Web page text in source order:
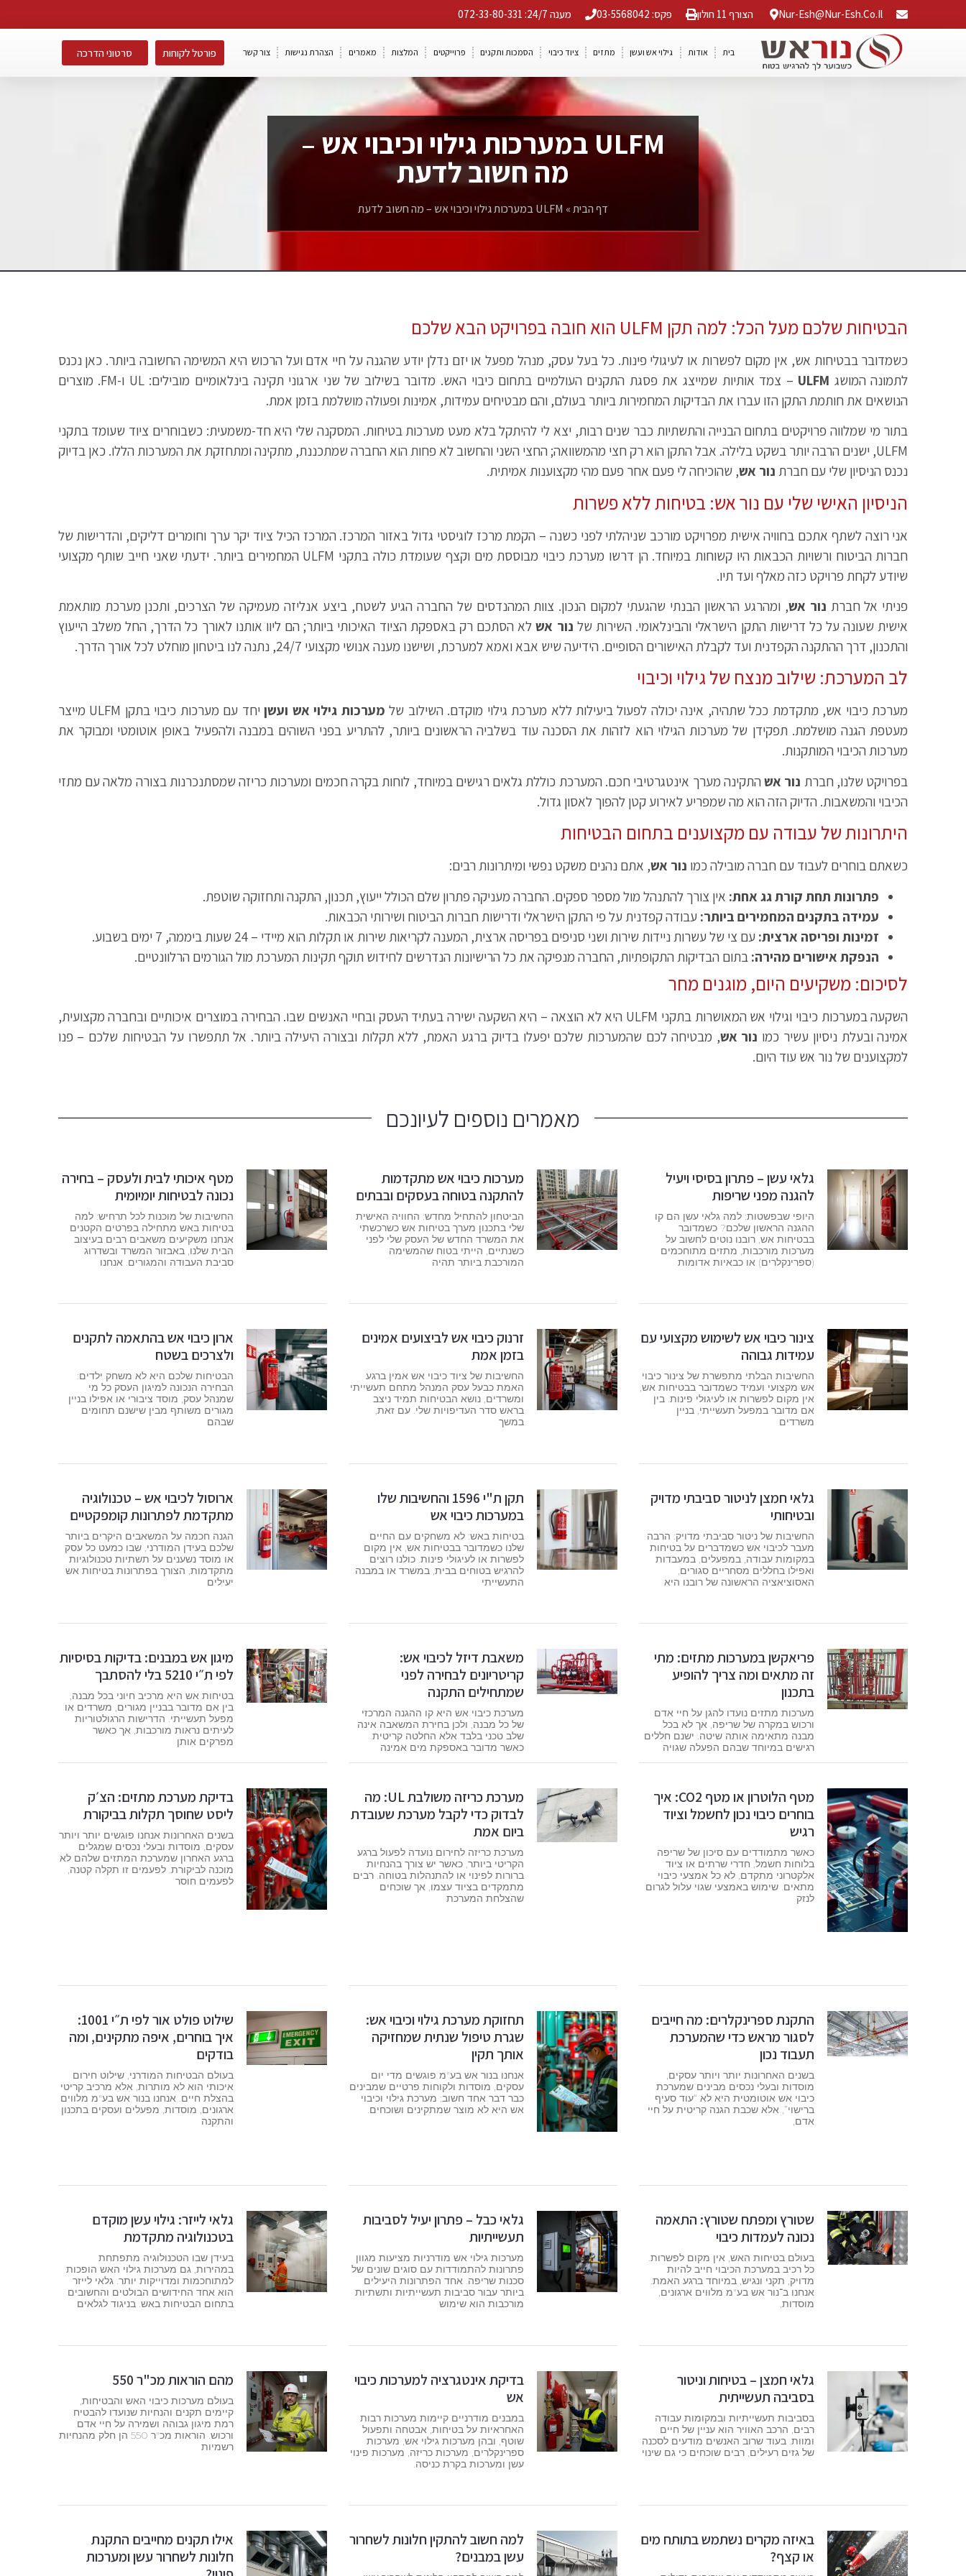
Nur-Esh@nur-Esh.co.il הצורף 11 חולון פקס: 03-5568042 מענה 24/7: 072-33-80-331
בית אודות גילוי אש ועשן מתזים ציוד כיבוי הסמכות ותקנים פרוייקטים המלצות מאמרים הצהרת נגישות צור קשר פורטל לקוחות סרטוני הדרכה
ULFM במערכות גילוי וכיבוי אש –
מה חשוב לדעת
דף הבית» ULFM במערכות גילוי וכיבוי אש – מה חשוב לדעת
הבטיחות שלכם מעל הכל: למה תקן ULFM הוא חובה בפרויקט הבא שלכם
כשמדובר בבטיחות אש, אין מקום לפשרות או לעיגולי פינות. כל בעל עסק, מנהל מפעל או יזם נדלן יודע שהגנה על חיי אדם ועל הרכוש היא המשימה החשובה ביותר. כאן נכנס
לתמונה המושג ULFM
– צמד אותיות שמייצג את פסגת התקנים העולמיים בתחום כיבוי האש. מדובר בשילוב של שני ארגוני תקינה בינלאומיים מובילים: UL ו-FM. מוצרים
הנושאים את חותמת התקן הזו עברו את הבדיקות המחמירות ביותר בעולם, והם מבטיחים עמידות, אמינות ופעולה מושלמת בזמן אמת.
בתור מי שמלווה פרויקטים בתחום הבנייה והתשתיות כבר שנים רבות, יצא לי להיתקל בלא מעט מערכות בטיחות. המסקנה שלי היא חד-משמעית: כשבוחרים ציוד שעומד בתקני
ULFM, ישנים הרבה יותר בשקט בלילה. אבל התקן הוא רק חצי מהמשוואה; החצי השני והחשוב לא פחות הוא החברה שמתכננת, מתקינה ומתחזקת את המערכות הללו. כאן בדיוק
נכנס הניסיון שלי עם חברת נור אש, שהוכיחה לי פעם אחר פעם מהי מקצוענות אמיתית.
הניסיון האישי שלי עם נור אש: בטיחות ללא פשרות
אני רוצה לשתף אתכם בחוויה אישית מפרויקט מורכב שניהלתי לפני כשנה – הקמת מרכז לוגיסטי גדול באזור המרכז. המרכז הכיל ציוד יקר ערך וחומרים דליקים, והדרישות של
חברות הביטוח ורשויות הכבאות היו קשוחות במיוחד. הן דרשו מערכת כיבוי מבוססת מים וקצף שעומדת כולה בתקני ULFM המחמירים ביותר. ידעתי שאני חייב שותף מקצועי
שיודע לקחת פרויקט כזה מאלף ועד תיו.
פניתי אל חברת נור אש, ומהרגע הראשון הבנתי שהגעתי למקום הנכון. צוות המהנדסים של החברה הגיע לשטח, ביצע אנליזה מעמיקה של הצרכים, ותכנן מערכת מותאמת
אישית שעונה על כל דרישות התקן הישראלי והבינלאומי. השירות של נור אשלא הסתכם רק באספקת הציוד האיכותי ביותר; הם ליוו אותנו לאורך כל הדרך, החל משלב הייעוץ
והתכנון, דרך ההתקנה הקפדנית ועד לקבלת האישורים הסופיים. הידיעה שיש אבא ואמא למערכת, ושישנו מענה אנושי מקצועי 24/7, נתנה לנו ביטחון מוחלט לכל אורך הדרך.
לב המערכת: שילוב מנצח של גילוי וכיבוי
מערכת כיבוי אש, מתקדמת ככל שתהיה, אינה יכולה לפעול ביעילות ללא מערכת גילוי מוקדם. השילוב של מערכות גילוי אש ועשן
יחד עם מערכות כיבוי בתקן ULFM מייצר
מעטפת הגנה מושלמת. תפקידן של מערכות הגילוי הוא לזהות את הסכנה עוד בשלביה הראשונים ביותר, להתריע בפני השוהים במבנה ולהפעיל באופן אוטומטי ומבוקר את
מערכות הכיבוי המותקנות.
בפרויקט שלנו, חברת נור אשהתקינה מערך אינטגרטיבי חכם. המערכת כוללת גלאים רגישים במיוחד, לוחות בקרה חכמים ומערכות כריזה שמסתנכרנות בצורה מלאה עם מתזי
הכיבוי והמשאבות. הדיוק הזה הוא מה שמפריע לאירוע קטן להפוך לאסון גדול.
היתרונות של עבודה עם מקצוענים בתחום הבטיחות
כשאתם בוחרים לעבוד עם חברה מובילה כמו נור אש, אתם נהנים משקט נפשי ומיתרונות רבים:
פתרונות תחת קורת גג אחת: אין צורך להתנהל מול מספר ספקים. החברה מעניקה פתרון שלם הכולל ייעוץ, תכנון, התקנה ותחזוקה שוטפת.
עמידה בתקנים המחמירים ביותר: עבודה קפדנית על פי התקן הישראלי ודרישות חברות הביטוח ושירותי הכבאות.
זמינות ופריסה ארצית: עם צי של עשרות ניידות שירות ושני סניפים בפריסה ארצית, המענה לקריאות שירות או תקלות הוא מיידי – 24 שעות ביממה, 7 ימים בשבוע.
הנפקת אישורים מהירה: בתום הבדיקות התקופתיות, החברה מנפיקה את כל הרישיונות הנדרשים לחידוש תוקף תקינות המערכת מול הגורמים הרלוונטיים.
לסיכום: משקיעים היום, מוגנים מחר
השקעה במערכות כיבוי וגילוי אש המאושרות בתקני ULFM היא לא הוצאה – היא השקעה ישירה בעתיד העסק ובחיי האנשים שבו. הבחירה במוצרים איכותיים ובחברה מקצועית,
אמינה ובעלת ניסיון עשיר כמו נור אש, מבטיחה לכם שהמערכות שלכם יפעלו בדיוק ברגע האמת, ללא תקלות ובצורה היעילה ביותר. אל תתפשרו על הבטיחות שלכם – פנו
למקצוענים של נור אש עוד היום.
מאמרים נוספים לעיונכם
גלאי עשן – פתרון בסיסי ויעיל
להגנה מפני שריפות
היופי שבפשטות: למה גלאי עשן הם קו
ההגנה הראשון שלכם? כשמדובר
בבטיחות אש, רובנו נוטים לחשוב על
מערכות מורכבות, מתזים מתוחכמים
(ספרינקלרים) או כבאיות אדומות
מערכות כיבוי אש מתקדמות
להתקנה בטוחה בעסקים ובבתים
הביטחון להתחיל מחדש: החוויה האישית
שלי בתכנון מערך בטיחות אש כשרכשתי
את המשרד החדש של העסק שלי לפני
כשנתיים, הייתי בטוח שהמשימה
המורכבת ביותר תהיה
מטף איכותי לבית ולעסק – בחירה
נכונה לבטיחות יומיומית
החשיבות של מוכנות לכל תרחיש: למה
בטיחות באש מתחילה בפרטים הקטנים
אנחנו משקיעים משאבים רבים בעיצוב
הבית שלנו, באבזור המשרד ובשדרוג
סביבת העבודה והמגורים. אנחנו
צינור כיבוי אש לשימוש מקצועי עם
עמידות גבוהה
החשיבות הבלתי מתפשרת של צינור כיבוי
אש מקצועי ועמיד כשמדובר בבטיחות אש,
אין מקום לפשרות או לעיגולי פינות. בין
אם מדובר במפעל תעשייתי, בניין
משרדים
זרנוק כיבוי אש לביצועים אמינים
בזמן אמת
החשיבות של ציוד כיבוי אש אמין ברגע
האמת כבעל עסק המנהל מתחם תעשייתי
ומשרדים, נושא הבטיחות תמיד ניצב
בראש סדר העדיפויות שלי. עם זאת,
במשך
ארון כיבוי אש בהתאמה לתקנים
ולצרכים בשטח
הבטיחות שלכם היא לא משחק ילדים:
הבחירה הנכונה למיגון העסק כל מי
שמנהל עסק, מוסד ציבורי או אפילו בניין
מגורים משותף מבין שישנם תחומים
שבהם
גלאי חמצן לניטור סביבתי מדויק
ובטיחותי
החשיבות של ניטור סביבתי מדויק: הרבה
מעבר לכיבוי אש כשמדברים על בטיחות
במקומות עבודה, במפעלים, במעבדות
ואפילו בחללים מסחריים סגורים,
האסוציאציה הראשונה של רובנו היא
תקן ת"י 1596 והחשיבות שלו
במערכות כיבוי אש
בטיחות באש: לא משחקים עם החיים
שלנו כשמדובר בבטיחות אש, אין מקום
לפשרות או לעיגולי פינות. כולנו רוצים
להרגיש בטוחים בבית, במשרד או במבנה
התעשייתי
ארוסול לכיבוי אש – טכנולוגיה
מתקדמת לפתרונות קומפקטיים
הגנה חכמה על המשאבים היקרים ביותר
שלכם בעידן המודרני, שבו כמעט כל עסק
או מוסד נשענים על תשתיות טכנולוגיות
מתקדמות, הצורך בפתרונות בטיחות אש
יעילים
פריאקשן במערכות מתזים: מתי
זה מתאים ומה צריך להופיע
בתכנון
מערכות מתזים נועדו להגן על חיי אדם
ורכוש במקרה של שריפה, אך לא בכל
מבנה מתאימה אותה שיטה. ישנם חללים
רגישים במיוחד שבהם הפעלה שגויה
משאבת דיזל לכיבוי אש:
קריטריונים לבחירה לפני
שמתחילים התקנה
מערכת כיבוי אש היא קו ההגנה המרכזי
של כל מבנה, ולכן בחירת המשאבה אינה
שלב טכני בלבד אלא החלטה קריטית.
כאשר מדובר באספקת מים אמינה
מיגון אש במבנים: בדיקות בסיסיות
לפי ת״י 5210 בלי להסתבך
בטיחות אש היא מרכיב חיוני בכל מבנה,
בין אם מדובר בבניין מגורים, משרדים או
מפעל תעשייתי. הדרישות הרגולטוריות
לעיתים נראות מורכבות, אך כאשר
מפרקים אותן
מטף הלוטרון או מטף CO2: איך
בוחרים כיבוי נכון לחשמל וציוד
רגיש
כאשר מתמודדים עם סיכון של שריפה
בלוחות חשמל, חדרי שרתים או ציוד
אלקטרוני מתקדם, לא כל אמצעי כיבוי
מתאים. שימוש באמצעי שגוי עלול לגרום
לנזק
מערכת כריזה משולבת UL: מה
לבדוק כדי לקבל מערכת שעובדת
ביום אמת
מערכת כריזה לחירום נועדה לפעול ברגע
הקריטי ביותר, כאשר יש צורך בהנחיות
ברורות לפינוי או להתנהלות בטוחה. רבים
מתמקדים בציוד עצמו, אך שוכחים
שהצלחת המערכת
בדיקת מערכת מתזים: הצ׳ק
ליסט שחוסך תקלות בביקורת
בשנים האחרונות אנחנו פוגשים יותר ויותר
עסקים, מוסדות ובעלי נכסים שמגלים
ברגע האחרון שמערכת המתזים שלהם לא
מוכנה לביקורת. לפעמים זו תקלה קטנה,
לפעמים חוסר
התקנת ספרינקלרים: מה חייבים
לסגור מראש כדי שהמערכת
תעבוד נכון
בשנים האחרונות יותר ויותר עסקים,
מוסדות ובעלי נכסים מבינים שמערכת
כיבוי אש אוטומטית היא לא “עוד סעיף
ברישוי”, אלא שכבת הגנה קריטית על חיי
אדם,
תחזוקת מערכת גילוי וכיבוי אש:
שגרת טיפול שנתית שמחזיקה
אותך תקין
אנחנו בנור אש בע"מ פוגשים מדי יום
עסקים, מוסדות ולקוחות פרטיים שמבינים
כבר דבר אחד חשוב: מערכת גילוי וכיבוי
אש היא לא מוצר שמתקינים ושוכחים.
שילוט פולט אור לפי ת״י 1001:
איך בוחרים, איפה מתקינים, ומה
בודקים
בעולם הבטיחות המודרני, שילוט חירום
איכותי הוא לא מותרות, אלא מרכיב קריטי
בהצלת חיים. אנחנו בנור אש בע"מ מלווים
ארגונים, מוסדות, מפעלים ועסקים בתכנון
והתקנה
שטורץ ומפתח שטורץ: התאמה
נכונה לעמדות כיבוי
בעולם בטיחות האש, אין מקום לפשרות.
כל רכיב במערכת הכיבוי חייב להיות
מדויק, תקני ונגיש, במיוחד ברגע האמת.
אנחנו ב־נור אש בע"מ מלווים ארגונים,
מוסדות,
גלאי כבל – פתרון יעיל לסביבות
תעשייתיות
מערכות גילוי אש מודרניות מציעות מגוון
פתרונות להתמודדות עם סוגים שונים של
סכנות שריפה. אחד הפתרונות היעילים
ביותר עבור סביבות תעשייתיות ותשתיות
מורכבות הוא שימוש
גלאי לייזר: גילוי עשן מוקדם
בטכנולוגיה מתקדמת
בעידן שבו הטכנולוגיה מתפתחת
במהירות, גם מערכות גילוי האש הופכות
למתוחכמות ומדוייקות יותר. גלאי לייזר
הוא אחד החידושים הבולטים והחשובים
בתחום הבטיחות באש. בניגוד לגלאים
גלאי חמצן – בטיחות וניטור
בסביבה תעשייתית
בסביבות תעשייתיות ובמקומות עבודה
רבים, הרכב האוויר הוא עניין של חיים
ומוות. בעוד שרוב האנשים מודעים לסכנה
של גזים רעילים, רבים שוכחים כי גם שינוי
בדיקת אינטגרציה למערכות כיבוי
אש
במבנים מודרניים קיימות מערכות רבות
האחראיות על בטיחות, אבטחה ותפעול
שוטף, ובהן מערכות גילוי אש, מערכות
ספרינקלרים, מערכות כריזה, מערכות פינוי
עשן ומערכות בקרת כניסה.
מהם הוראות מכ"ר 550
בעולם מערכות כיבוי האש והבטיחות,
קיימים תקנים והנחיות שנועדו להבטיח
רמת מיגון גבוהה ושמירה על חיי אדם
ורכוש. הוראות מכ"ר 550 הן חלק מהנחיות
רשמיות
באיזה מקרים נשתמש בתותח מים
או קצף?
למה חשוב להתקין חלונות לשחרור
עשן במבנים?
אילו תקנים מחייבים התקנת
חלונות לשחרור עשן ומערכות